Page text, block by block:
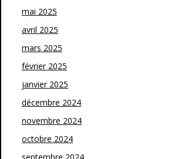
mai 2025
avril 2025
mars 2025
février 2025
janvier 2025
décembre 2024
novembre 2024
octobre 2024